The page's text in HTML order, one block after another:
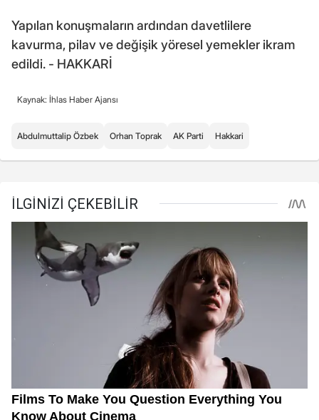
Yapılan konuşmaların ardından davetlilere
kavurma, pilav ve değişik yöresel yemekler ikram
edildi. - HAKKARİ
Kaynak: İhlas Haber Ajansı
Abdulmuttalip Özbek Orhan Toprak AK Parti Hakkari